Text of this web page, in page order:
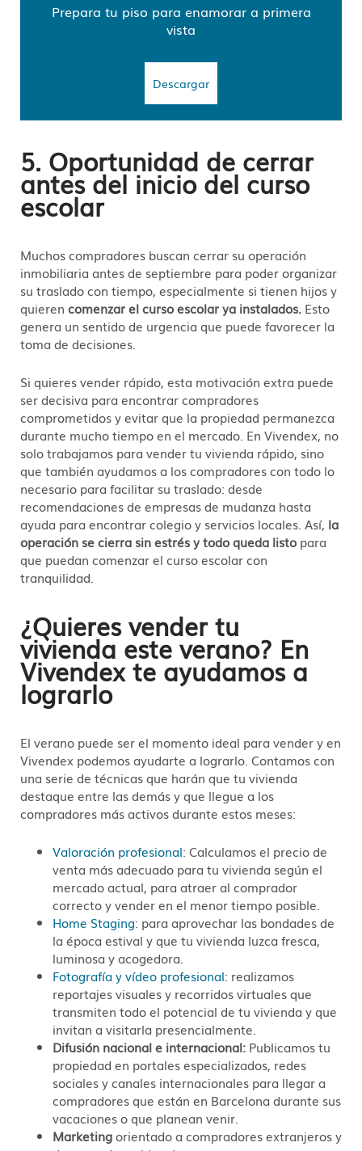
Prepara tu piso para enamorar a primera
vista
Descargar
5. Oportunidad de cerrar
antes del inicio del curso
escolar
Muchos compradores buscan cerrar su operación
inmobiliaria antes de septiembre para poder organizar
su traslado con tiempo, especialmente si tienen hijos y
quieren comenzar el curso escolar ya instalados. Esto
genera un sentido de urgencia que puede favorecer la
toma de decisiones.
Si quieres vender rápido, esta motivación extra puede
ser decisiva para encontrar compradores
comprometidos y evitar que la propiedad permanezca
durante mucho tiempo en el mercado. En Vivendex, no
solo trabajamos para vender tu vivienda rápido, sino
que también ayudamos a los compradores con todo lo
necesario para facilitar su traslado: desde
recomendaciones de empresas de mudanza hasta
ayuda para encontrar colegio y servicios locales. Así, la
operación se cierra sin estrés y todo queda listo para
que puedan comenzar el curso escolar con
tranquilidad.
¿Quieres vender tu
vivienda este verano? En
Vivendex te ayudamos a
lograrlo
El verano puede ser el momento ideal para vender y en
Vivendex podemos ayudarte a lograrlo. Contamos con
una serie de técnicas que harán que tu vivienda
destaque entre las demás y que llegue a los
compradores más activos durante estos meses:
Valoración profesional: Calculamos el precio de
venta más adecuado para tu vivienda según el
mercado actual, para atraer al comprador
correcto y vender en el menor tiempo posible.
Home Staging: para aprovechar las bondades de
la época estival y que tu vivienda luzca fresca,
luminosa y acogedora.
Fotografía y vídeo profesional: realizamos
reportajes visuales y recorridos virtuales que
transmiten todo el potencial de tu vivienda y que
invitan a visitarla presencialmente.
Difusión nacional e internacional: Publicamos tu
propiedad en portales especializados, redes
sociales y canales internacionales para llegar a
compradores que están en Barcelona durante sus
vacaciones o que planean venir.
Marketingorientado a compradores extranjeros y